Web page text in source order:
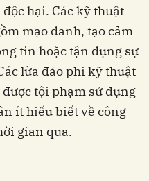
hại. Các kỹ thuật
mạo danh, tạo cảm
tin hoặc tận dụng sự
lừa đảo phi kỹ thuật
tội phạm sử dụng
ít hiểu biết về công
gian qua.